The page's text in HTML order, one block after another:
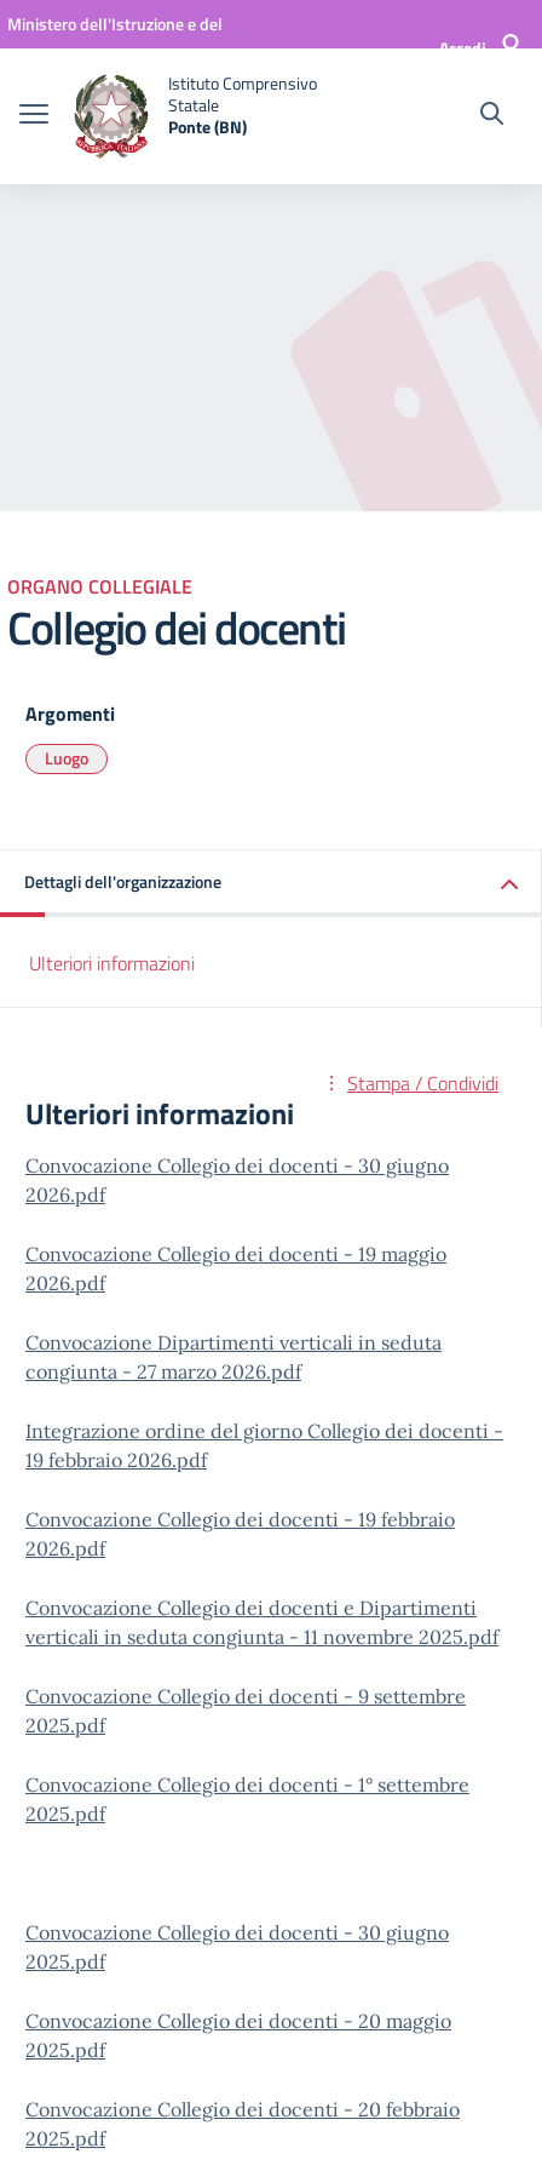
Vai ai contenuti
Vai al menu di navigazione
Vai al footer
Ministero dell'Istruzione e del
Accedi
Istituto Comprensivo
Statale
Ponte (BN)
ORGANO COLLEGIALE
Collegio dei docenti
Argomenti
Luogo
Dettagli dell'organizzazione
Ulteriori informazioni
Stampa / Condividi
Ulteriori informazioni
Convocazione Collegio dei docenti - 30 giugno
2026.pdf
Convocazione Collegio dei docenti - 19 maggio
2026.pdf
Convocazione Dipartimenti verticali in seduta
congiunta - 27 marzo 2026.pdf
Integrazione ordine del giorno Collegio dei docenti -
19 febbraio 2026.pdf
Convocazione Collegio dei docenti - 19 febbraio
2026.pdf
Convocazione Collegio dei docenti e Dipartimenti
verticali in seduta congiunta - 11 novembre 2025.pdf
Convocazione Collegio dei docenti - 9 settembre
2025.pdf
Convocazione Collegio dei docenti - 1° settembre
2025.pdf
Convocazione Collegio dei docenti - 30 giugno
2025.pdf
Convocazione Collegio dei docenti - 20 maggio
2025.pdf
Convocazione Collegio dei docenti - 20 febbraio
2025.pdf